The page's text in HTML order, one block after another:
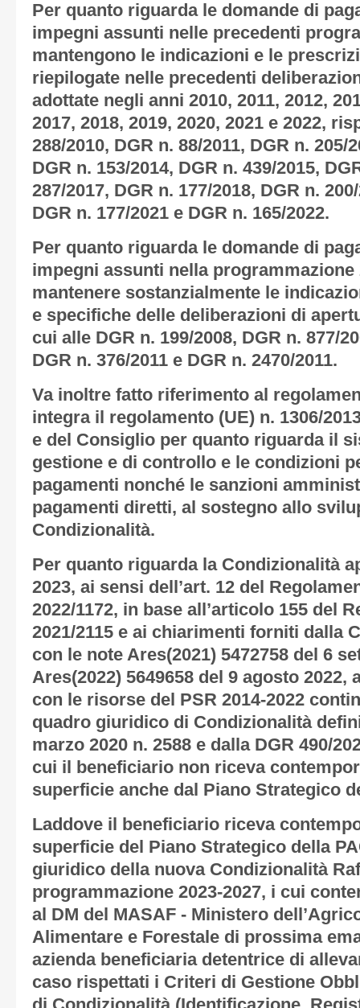
Per quanto riguarda le domande di
impegni assunti nelle precedenti
mantengono le indicazioni e le
riepilogate nelle precedenti
adottate negli anni 2010, 2011, 2012,
2017, 2018, 2019, 2020, 2021 e 2022,
288/2010, DGR n. 88/2011, DGR n. 205/
DGR n. 153/2014, DGR n. 439/2015,
287/2017, DGR n. 177/2018, DGR n.
DGR n. 177/2021 e DGR n. 165/2022.
Per quanto riguarda le domande di
impegni assunti nella programmazione
mantenere sostanzialmente le
e specifiche delle deliberazioni di
cui alle DGR n. 199/2008, DGR n. 877/
DGR n. 376/2011 e DGR n. 2470/2011.
Va inoltre fatto riferimento al
integra il regolamento (UE) n. 1306/
e del Consiglio per quanto riguarda il
gestione e di controllo e le condizioni
pagamenti nonché le sanzioni
pagamenti diretti, al sostegno allo
Condizionalità.
Per quanto riguarda la Condizionalità
2023, ai sensi dell’art. 12 del
2022/1172, in base all’articolo 155 del
2021/2115 e ai chiarimenti forniti dalla
con le note Ares(2021) 5472758 del 6
Ares(2022) 5649658 del 9 agosto
con le risorse del PSR 2014-2022
quadro giuridico di Condizionalità
marzo 2020 n. 2588 e dalla DGR 490/
cui il beneficiario non riceva
superficie anche dal Piano Strategico
Laddove il beneficiario riceva
superficie del Piano Strategico della
giuridico della nuova Condizionalità
programmazione 2023-2027, i cui
al DM del MASAF - Ministero
Alimentare e Forestale di prossima
azienda beneficiaria detentrice di
caso rispettati i Criteri di Gestione